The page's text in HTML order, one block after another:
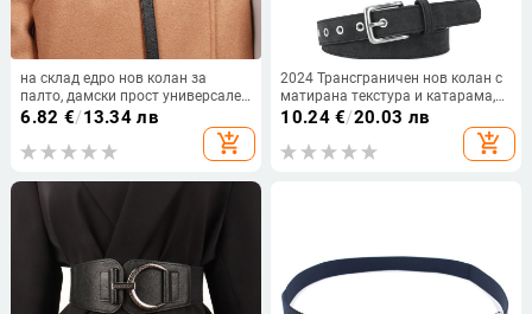
на склад едро нов колан за
палто, дамски прост универсален
колан с възли, отслабващ колан
6.82 €/13.34 лв
add_shopping_cart
2024 Трансграничен нов колан с
матирана текстура и катарама,
дамски висок клас, универсален
полиуретан
10.24€/20.03 лв
add_shopping_cart